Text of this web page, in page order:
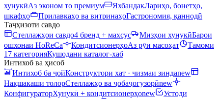
хунукӣАз эконом то премиум ЯхбандакЛариҳо, бонетҳо,
шкафҳо
Прилавкаҳо ва витринаҳоГастрономия, қаннодӣ
Таҷҳизоти савдо
Стеллажҳои савдо4 бренд + махсус Мизҳои хунукӣБарои
ошхонаи HoReCa
КондитсионерҳоАз рӯи масоҳат
Тамоми
17 категорияКушодани каталог-хаб
Интихоб ва ҳисоб
Интихоб ба ҷойКонструктори хат · чизмаи зиндаnew
Нақшакаши толорСтеллажҳо ва ҷобаҷогузорӣnew
КонфигураторХунукӣ + кондитсионерҳоnew
Устоди